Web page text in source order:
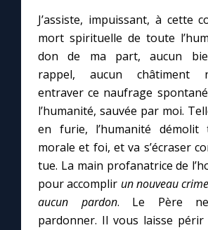
J’assiste, impuissant, à cette
mort spirituelle de toute
don de ma part, aucun
rappel, aucun châtiment
entraver ce naufrage
l’humanité, sauvée par moi.
en furie, l’humanité démolit
morale et foi, et va s’écraser
tue. La main profanatrice de
pour accomplir un nouveau
aucun pardon. Le Père
pardonner. Il vous laisse périr